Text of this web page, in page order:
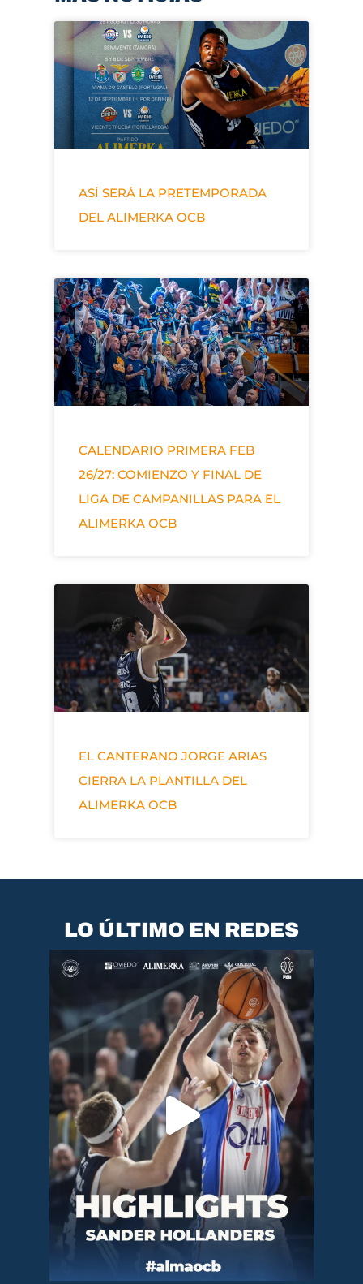
ASÍ SERÁ LA PRETEMPORADA
DEL ALIMERKA OCB
CALENDARIO PRIMERA FEB
26/27: COMIENZO Y FINAL DE
LIGA DE CAMPANILLAS PARA EL
ALIMERKA OCB
EL CANTERANO JORGE ARIAS
CIERRA LA PLANTILLA DEL
ALIMERKA OCB
LO ÚLTIMO EN REDES